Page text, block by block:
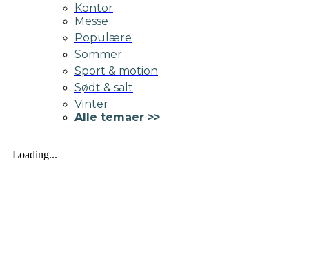
Kontor
Messe
Populære
Sommer
Sport & motion
Sødt & salt
Vinter
Alle temaer >>
Loading...